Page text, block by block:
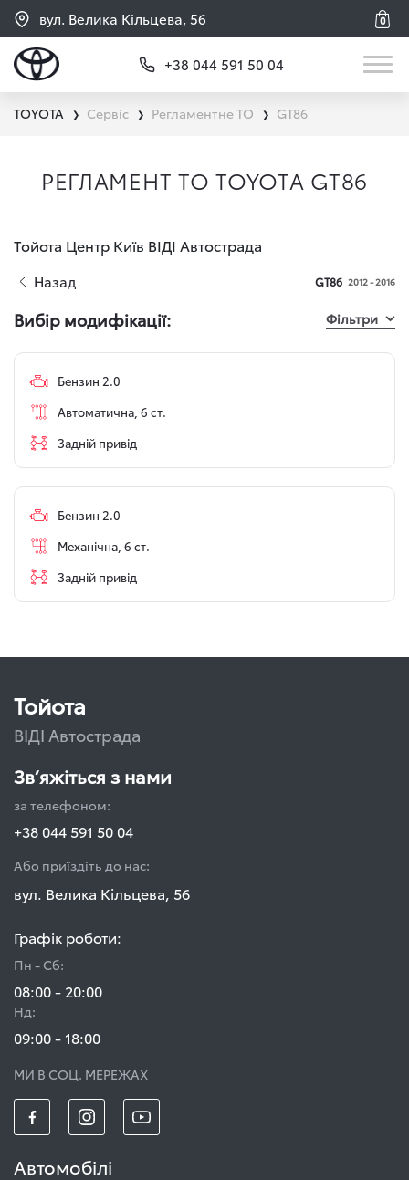
вул. Велика Кільцева, 56 0
+38 044 591 50 04
TOYOTA ❯ Сервіс ❯ Регламентне ТО ❯ GT86
РЕГЛАМЕНТ ТО TOYOTA GT86
Тойота Центр Київ ВІДІ Автострада
Назад GT86 2012 - 2016
Вибір модифікації: Фільтри
Бензин 2.0
Автоматична, 6 ст.
Задній привід
Бензин 2.0
Механічна, 6 ст.
Задній привід
Тойота
ВІДІ Автострада
Зв’яжіться з нами
за телефоном:
+38 044 591 50 04
Або приїздіть до нас:
вул. Велика Кільцева, 56
Графік роботи:
Пн - Сб:
08:00 - 20:00
Нд:
09:00 - 18:00
МИ В СОЦ. МЕРЕЖАХ
Автомобілі